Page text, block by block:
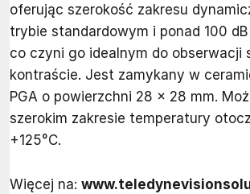
oferując szerokość zakresu
trybie standardowym i ponad 100
co czyni go idealnym do obserwacji
kontraście. Jest zamykany w
PGA o powierzchni 28 x 28 mm.
szerokim zakresie temperatury
+125°C.
Więcej na: